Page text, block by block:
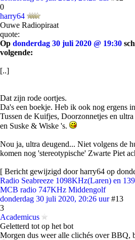
0
harry64
Ouwe Radiopiraat
quote:
Op donderdag 30 juli 2020 @ 19:30
volgende:
[..]
Dat zijn rode oortjes.
Da's een boekje. Heb ik ook nog ergens
Tussen de Kuifjes, Doorzonnetjes en
en Suske & Wiske 's.
Nou ja, ultra deugend... Niet volgens de
komen nog 'stereotypische' Zwarte Piet
[ Bericht gewijzigd door harry64 op
Radio Seabreeze 1098KHz(Laren) en
MCB radio 747KHz Middengolf
donderdag 30 juli 2020, 20:26 uur #13
3
Academicus
Geletterd tot op het bot
Morgen dus weer alle clichés over BBQ,